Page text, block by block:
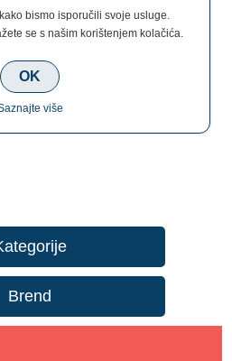
€32,00
Brend
bismo isporučili svoje usluge.
se s našim korištenjem kolačića.
OK
više